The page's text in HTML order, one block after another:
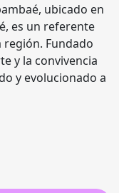
ubicado en
es un referente
Fundado
y la convivencia
y evolucionado a